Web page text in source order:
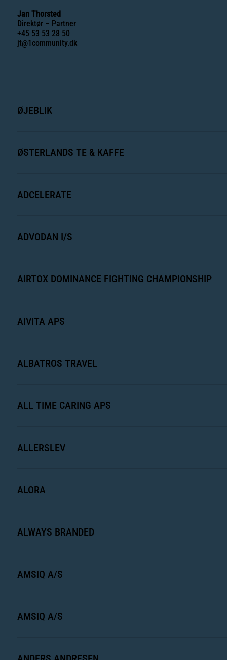
Jan Thorsted
Direktør – Partner
+45 53 53 28 50
jt@1community.dk
ØJEBLIK
ØSTERLANDS TE & KAFFE
ADCELERATE
ADVODAN I/S
AIRTOX DOMINANCE FIGHTING CHAMPIONSHIP
AIVITA APS
ALBATROS TRAVEL
ALL TIME CARING APS
ALLERSLEV
ALORA
ALWAYS BRANDED
AMSIQ A/S
AMSIQ A/S